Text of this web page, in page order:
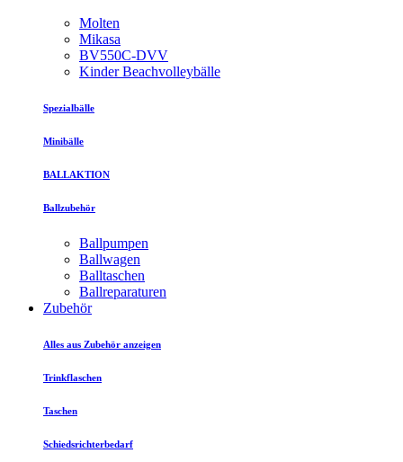
Molten
Mikasa
BV550C-DVV
Kinder Beachvolleybälle
Spezialbälle
Minibälle
BALLAKTION
Ballzubehör
Ballpumpen
Ballwagen
Balltaschen
Ballreparaturen
Zubehör
Alles aus Zubehör anzeigen
Trinkflaschen
Taschen
Schiedsrichterbedarf